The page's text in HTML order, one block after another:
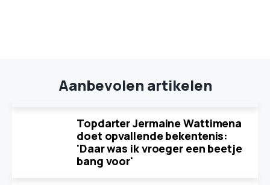
Aanbevolen artikelen
Topdarter Jermaine Wattimena
doet opvallende bekentenis:
'Daar was ik vroeger een beetje
bang voor'